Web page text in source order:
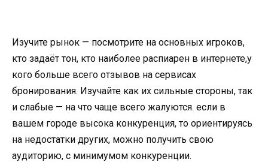
Изучите рынок — посмотрите на основных игроков,
кто задаёт тон, кто наиболее распиарен в интернете,у
кого больше всего отзывов на сервисах
бронирования. Изучайте как их сильные стороны, так
и слабые — на что чаще всего жалуются. если в
вашем городе высока конкуренция, то ориентируясь
на недостатки других, можно получить свою
аудиторию, с минимумом конкуренции.